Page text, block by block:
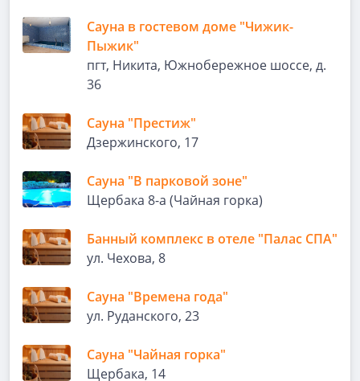
Сауна в гостевом доме "Чижик-
Пыжик"
пгт, Никита, Южнобережное шоссе, д.
36
Сауна "Престиж"
Дзержинского, 17
Сауна "В парковой зоне"
Щербака 8-а (Чайная горка)
Банный комплекс в отеле "Палас СПА"
ул. Чехова, 8
Сауна "Времена года"
ул. Руданского, 23
Сауна "Чайная горка"
Щербака, 14